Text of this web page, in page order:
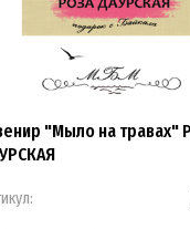
"Мыло на травах"